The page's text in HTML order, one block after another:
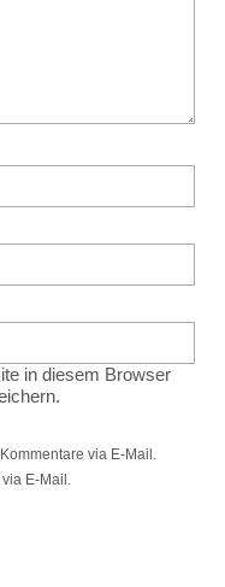
in diesem Browser
via E-Mail.
E-Mail.